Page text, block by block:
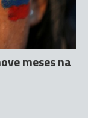
meses na